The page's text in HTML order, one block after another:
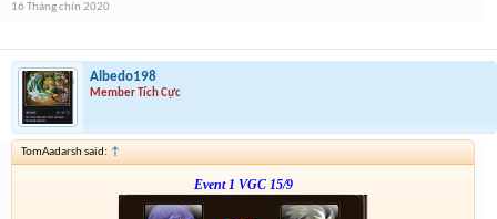
16 Tháng chín 2020
Albedo198
Member Tích Cực
TomAadarsh said: ↑
Event 1 VGC 15/9